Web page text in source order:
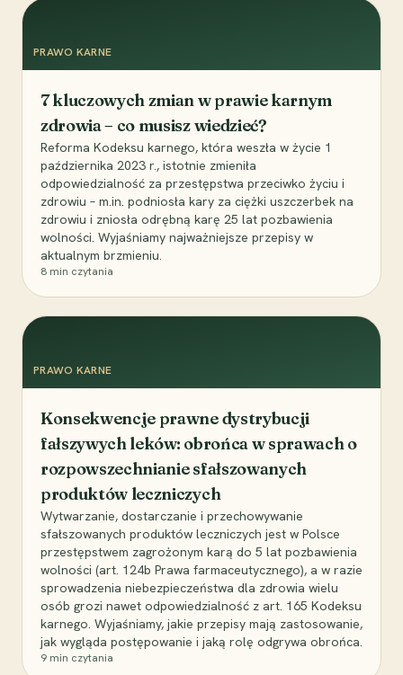
PRAWO KARNE
7 kluczowych zmian w prawie karnym
zdrowia – co musisz wiedzieć?
Reforma Kodeksu karnego, która weszła w życie 1
października 2023 r., istotnie zmieniła
odpowiedzialność za przestępstwa przeciwko życiu i
zdrowiu – m.in. podniosła kary za ciężki uszczerbek na
zdrowiu i zniosła odrębną karę 25 lat pozbawienia
wolności. Wyjaśniamy najważniejsze przepisy w
aktualnym brzmieniu.
8 min czytania
PRAWO KARNE
Konsekwencje prawne dystrybucji
fałszywych leków: obrońca w sprawach o
rozpowszechnianie sfałszowanych
produktów leczniczych
Wytwarzanie, dostarczanie i przechowywanie
sfałszowanych produktów leczniczych jest w Polsce
przestępstwem zagrożonym karą do 5 lat pozbawienia
wolności (art. 124b Prawa farmaceutycznego), a w razie
sprowadzenia niebezpieczeństwa dla zdrowia wielu
osób grozi nawet odpowiedzialność z art. 165 Kodeksu
karnego. Wyjaśniamy, jakie przepisy mają zastosowanie,
jak wygląda postępowanie i jaką rolę odgrywa obrońca.
9 min czytania